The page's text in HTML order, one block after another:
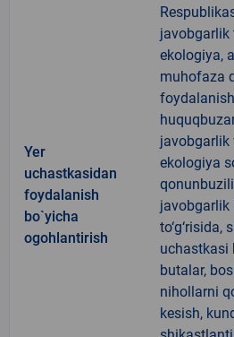
Yer
uchastkasidan
foydalanish
bo`yicha
ogohlantirish
javobgarlik
ekologiya,
muhofaza
javobgarlik
ekologiya
javobgarlik
to‘g‘risida,
uchastkasi
butalar,
nihollarni
kesish,